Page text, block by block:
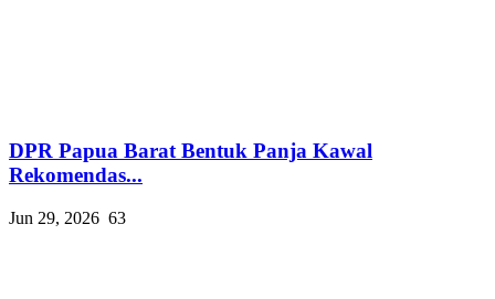
DPR Papua Barat Bentuk Panja Kawal
Rekomendas...
Jun 29, 2026 63